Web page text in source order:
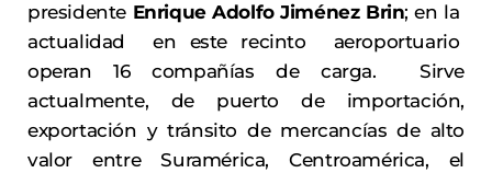
presidente Enrique Adolfo Jiménez Brin; en la
actualidad en este recinto aeroportuario
operan 16 compañías de carga. Sirve
actualmente, de puerto de importación,
exportación y tránsito de mercancías de alto
valor entre Suramérica, Centroamérica, el